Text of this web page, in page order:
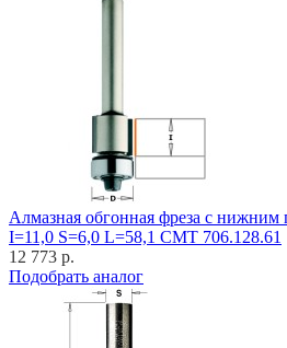
Алмазная обгонная фреза с
I=11,0 S=6,0 L=58,1 CMT 706.128.61
12 773 р.
Подобрать аналог